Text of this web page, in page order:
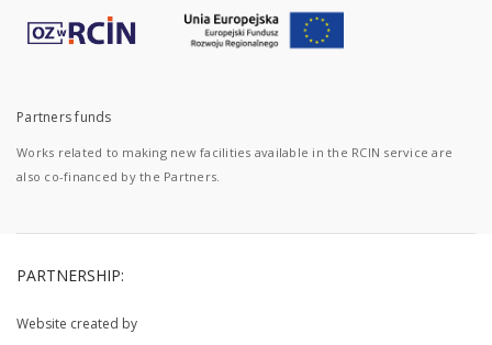
Partners funds
Works related to making new facilities available in the RCIN service are
also co-financed by the Partners.
PARTNERSHIP:
Website created by